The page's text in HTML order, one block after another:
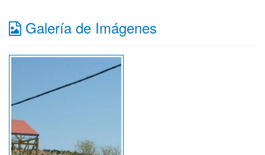
Galería de Imágenes